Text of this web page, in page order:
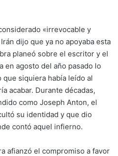
«irrevocable y
dijo que ya no apoyaba esta
planeó sobre el escritor y el
en agosto del año pasado lo
siquiera había leído al
acabar. Durante décadas,
como Joseph Anton, el
su identidad y que dio
contó aquel infierno.
afianzó el compromiso a favor